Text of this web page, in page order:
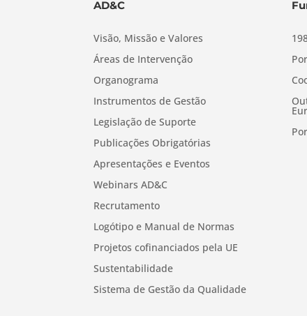
AD&C
Visão, Missão e Valores
Áreas de Intervenção
Organograma
Instrumentos de Gestão
Legislação de Suporte
Publicações Obrigatórias
Apresentações e Eventos
Webinars AD&C
Recrutamento
Logótipo e Manual de Normas
Projetos cofinanciados pela UE
Sustentabilidade
Sistema de Gestão da Qualidade